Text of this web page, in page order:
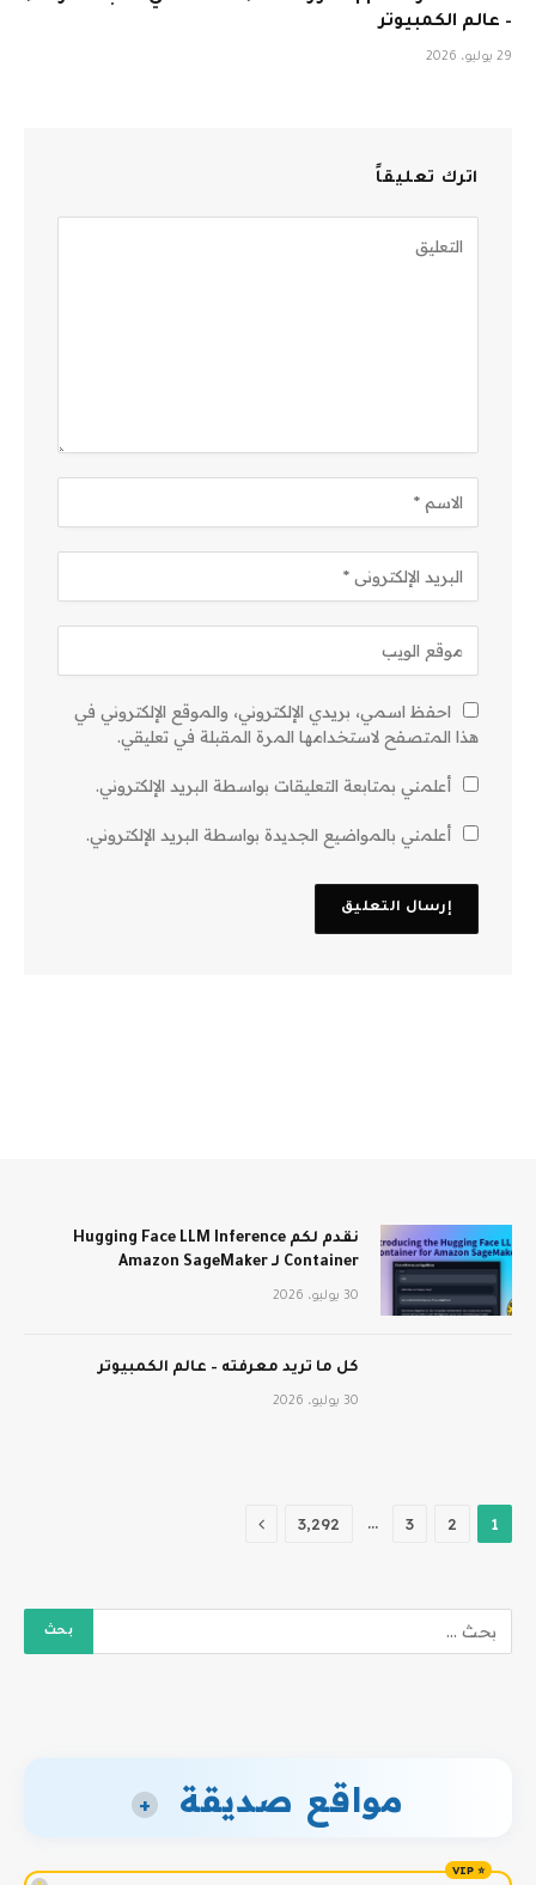
– عالم الكمبيوتر
29 يوليو، 2026
اترك تعليقاً
احفظ اسمي، بريدي الإلكتروني، والموقع الإلكتروني في
هذا المتصفح لاستخدامها المرة المقبلة في تعليقي.
أعلمني بمتابعة التعليقات بواسطة البريد الإلكتروني.
أعلمني بالمواضيع الجديدة بواسطة البريد الإلكتروني.
نقدم لكم Hugging Face LLM Inference
Container لـ Amazon SageMaker
30 يوليو، 2026
كل ما تريد معرفته – عالم الكمبيوتر
30 يوليو، 2026
1
2
3
… 3٬292 التالي
مواقع صديقة +